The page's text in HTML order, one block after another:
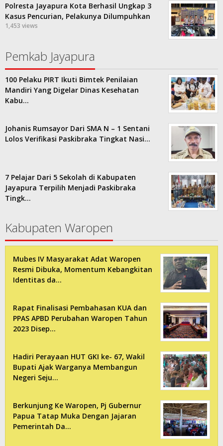
Polresta Jayapura Kota Berhasil Ungkap 3
Kasus Pencurian, Pelakunya Dilumpuhkan
1,453 views
Pemkab Jayapura
100 Pelaku PIRT Ikuti Bimtek Penilaian
Mandiri Yang Digelar Dinas Kesehatan
Kabu…
Johanis Rumsayor Dari SMA N – 1 Sentani
Lolos Verifikasi Paskibraka Tingkat Nasi…
7 Pelajar Dari 5 Sekolah di Kabupaten
Jayapura Terpilih Menjadi Paskibraka
Tingk…
Kabupaten Waropen
Mubes IV Masyarakat Adat Waropen
Resmi Dibuka, Momentum Kebangkitan
Identitas da…
Rapat Finalisasi Pembahasan KUA dan
PPAS APBD Perubahan Waropen Tahun
2023 Disep…
Hadiri Perayaan HUT GKI ke- 67, Wakil
Bupati Ajak Warganya Membangun
Negeri Seju…
Berkunjung Ke Waropen, Pj Gubernur
Papua Tatap Muka Dengan Jajaran
Pemerintah Da…